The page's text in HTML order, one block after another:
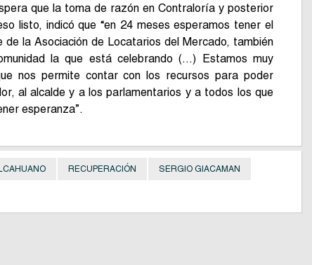
que la toma de razón en Contraloría y posterior
listo, indicó que “en 24 meses esperamos tener el
la Asociación de Locatarios del Mercado, también
la que está celebrando (…) Estamos muy
nos permite contar con los recursos para poder
al alcalde y a los parlamentarios y a todos los que
esperanza”.
RECUPERACIÓN SERGIO GIACAMAN